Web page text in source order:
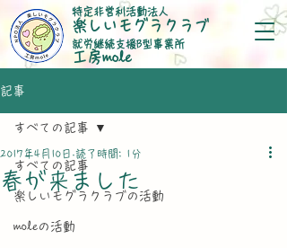
特定非営利活動法人
楽しいモグラクラブ
就労継続支援B型事業所
​工房mole
記事
すべての記事
楽しいモグラクラブの活動
moleの活動
すべての記事
春が来ました
2017年4月10日 読了時間: 1分